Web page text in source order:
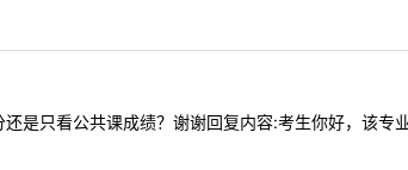
只看公共课成绩？谢谢回复内容:考生你好，该专